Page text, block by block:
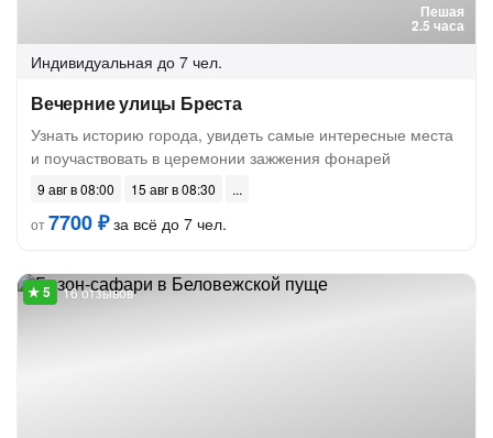
Пешая
2.5 часа
Индивидуальная до 7 чел.
Вечерние улицы Бреста
Узнать историю города, увидеть самые интересные места
и поучаствовать в церемонии зажжения фонарей
9 авг в 08:00
15 авг в 08:30
от7700 ₽за всё до 7 чел.
16 отзывов